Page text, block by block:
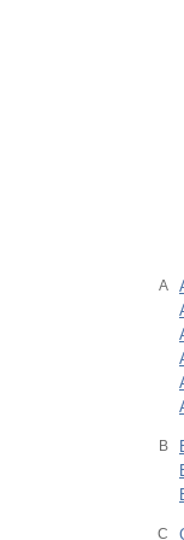
A
B
C